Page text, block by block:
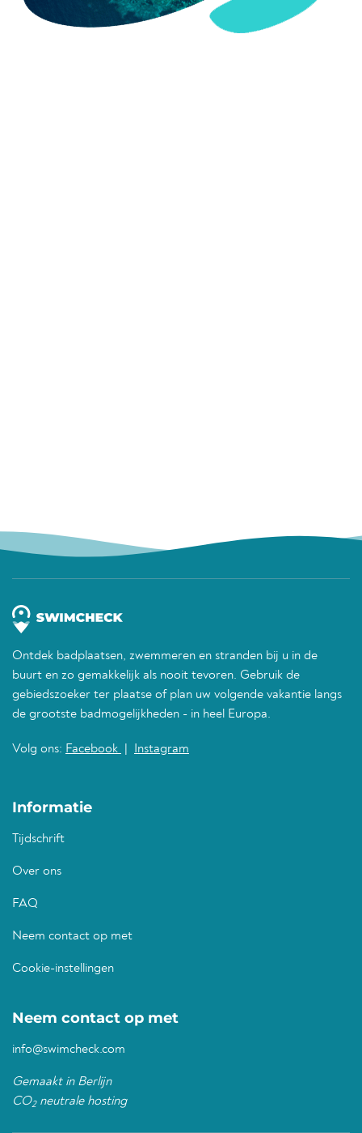
Ontdek badplaatsen, zwemmeren en stranden bij u in de
buurt en zo gemakkelijk als nooit tevoren. Gebruik de
gebiedszoeker ter plaatse of plan uw volgende vakantie langs
de grootste badmogelijkheden - in heel Europa.
Volg ons: Facebook Instagram
Informatie
Tijdschrift
Over ons
FAQ
Neem contact op met
Cookie-instellingen
Neem contact op met
info@swimcheck.com
Gemaakt in Berlijn
CO2neutrale hosting